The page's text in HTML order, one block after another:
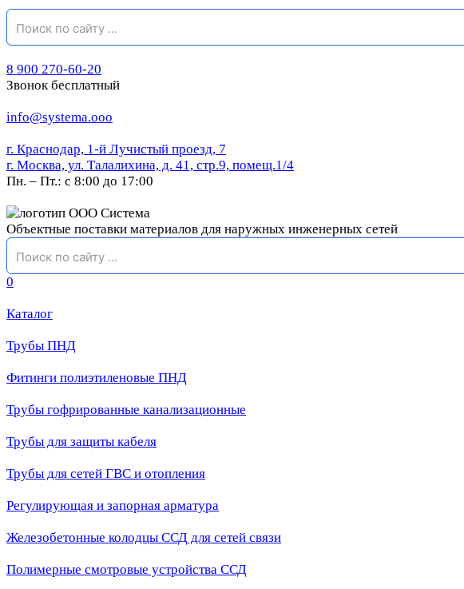
8 900 270-60-20
Звонок бесплатный
info@systema.ooo
г. Краснодар, 1-й Лучистый проезд, 7
г. Москва, ул. Талалихина, д. 41, стр.9, помещ.1/4
Пн. – Пт.: с 8:00 до 17:00
Объектные поставки материалов для наружных инженерных сетей
0
Каталог
Трубы ПНД
Фитинги полиэтиленовые ПНД
Трубы гофрированные канализационные
Трубы для защиты кабеля
Трубы для сетей ГВС и отопления
Регулирующая и запорная арматура
Железобетонные колодцы ССД для сетей связи
Полимерные смотровые устройства ССД